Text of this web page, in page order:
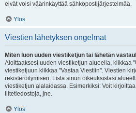
eivät voisi väärinkäyttää sähköpostijärjestelmää.
Ylös
Viestien lähetyksen ongelmat
Miten luon uuden viestiketjun tai lähetän
Aloittaaksesi uuden viestiketjun alueella, klikkaa
viestiketjuun klikkaa "Vastaa Viestiin". Viestien
rekisteröitymisen. Lista sinun oikeuksistasi
viestiketjun alalaidassa. Esimerkiksi: Voit
liitetiedostoja, jne.
Ylös